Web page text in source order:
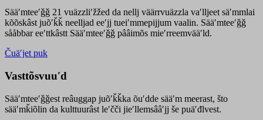
Sääʹmteeʹǧǧ 21 vuäzzliʹžžed da nellj väärrvuäzzla vaʹlljeet säʹmmlai
kõõskâst juõʹǩǩ neelljad eeʹjj tueiʹmmepijjum vaalin. Sääʹmteeʹǧǧ
sååbbar eeʹttkâstt Sääʹmteeʹǧǧ pââimõs mieʹrreemvääʹld.
Čuäʹjet puk
Vasttõsvuuʹd
Sääʹmteeʹǧǧest reâuggap juõʹǩǩka õuʹdde sääʹm meerast, što
sääʹmǩiõlin da kulttuurâst leʹčči jieʹllemsââʹjj še puäʹđlvest.